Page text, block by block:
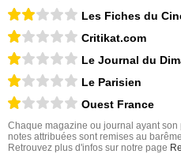
Les Fiches du
Critikat.com
Le Journal du
Le Parisien
Ouest France
Chaque magazine ou journal ayant
notes attribuées sont remises au
Retrouvez plus d'infos sur notre page